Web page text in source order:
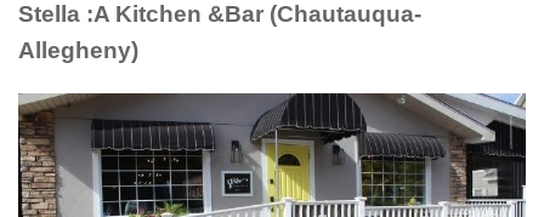
Stella :A Kitchen &Bar (Chautauqua-
Allegheny)